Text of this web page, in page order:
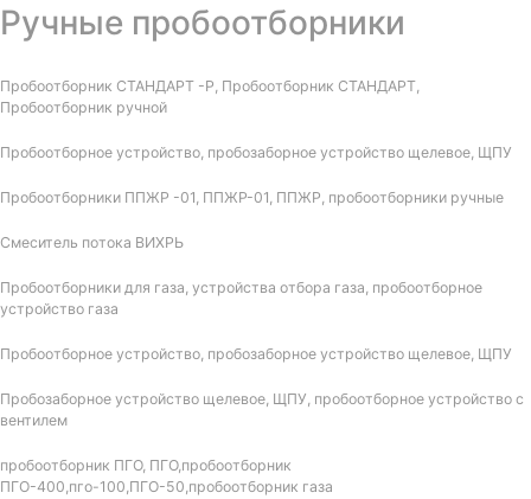
Ручные пробоотборники
Пробоотборник СТАНДАРТ -Р, Пробоотборник СТАНДАРТ,
Пробоотборник ручной
Пробоотборное устройство, пробозаборное устройство щелевое, ЩПУ
Пробоотборники ППЖР -01, ППЖР-01, ППЖР, пробоотборники ручные
Смеситель потока ВИХРЬ
Пробоотборники для газа, устройства отбора газа, пробоотборное
устройство газа
Пробоотборное устройство, пробозаборное устройство щелевое, ЩПУ
Пробозаборное устройство щелевое, ЩПУ, пробоотборное устройство с
вентилем
пробоотборник ПГО, ПГО,пробоотборник
ПГО-400,пго-100,ПГО-50,пробоотборник газа